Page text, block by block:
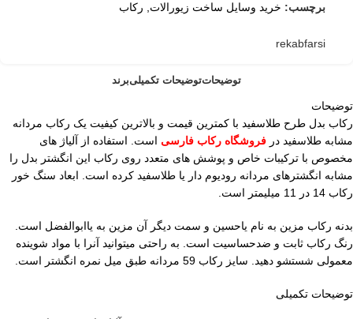
برچسب: خرید وسایل ساخت زیورالات, رکاب
rekabfarsi
توضیحاتتوضیحات تکمیلیبرند
توضیحات
رکاب بدل طرح طلاسفید با کمترین قیمت و بالاترین کیفیت یک رکاب مردانه
مشابه طلاسفید در فروشگاه رکاب فارسی است. استفاده از آلیاژ های
مخصوص با ترکیبات خاص و پوشش های متعدد روی رکاب این انگشتر بدل را
مشابه انگشترهای مردانه رودیوم دار یا طلاسفید کرده است. ابعاد سنگ خور
رکاب 14 در 11 میلیمتر است.
بدنه رکاب مزین به نام یاحسین و سمت دیگر آن مزین به یاابوالفضل است.
رنگ رکاب ثابت و ضدحساسیت است. به راحتی میتوانید آنرا با مواد شوینده
معمولی شستشو دهید. سایز رکاب 59 مردانه طبق میل نمره انگشتر است.
توضیحات تکمیلی